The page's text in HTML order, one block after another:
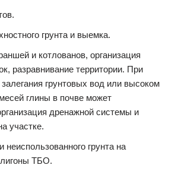
грунта и выемка.
и котлованов, организация
разравнивание территории. При
грунтовых вод или высоком
глины в почве может
дренажной системы и
участке.
неиспользованного грунта на
ТБО.